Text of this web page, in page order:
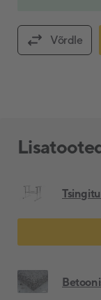
Võrdle